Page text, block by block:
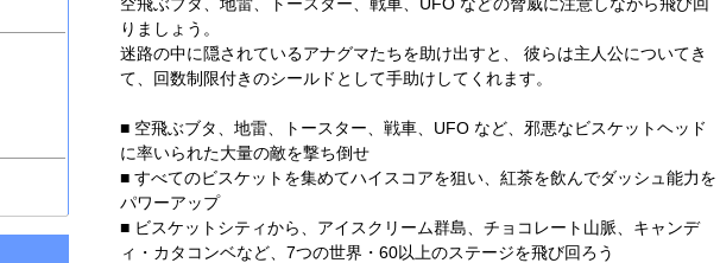
りましょう。
迷路の中に隠されているアナグマたちを助け出すと、 彼らは主人公についてき
て、回数制限付きのシールドとして手助けしてくれます。
■ 空飛ぶブタ、地雷、トースター、戦車、UFO など、邪悪なビスケットヘッド
に率いられた大量の敵を撃ち倒せ
■ すべてのビスケットを集めてハイスコアを狙い、紅茶を飲んでダッシュ能力を
パワーアップ
■ ビスケットシティから、アイスクリーム群島、チョコレート山脈、キャンデ
ィ・カタコンベなど、7つの世界・60以上のステージを飛び回ろう